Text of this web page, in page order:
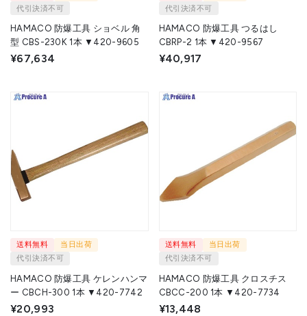
代引決済不可
HAMACO 防爆工具 ショベル 角
型 CBS-230K 1本 ▼420-9605
¥67,634
代引決済不可
HAMACO 防爆工具 つるはし
CBRP-2 1本 ▼420-9567
¥40,917
送料無料
当日出荷
代引決済不可
HAMACO 防爆工具 ケレンハンマ
ー CBCH-300 1本 ▼420-7742
¥20,993
送料無料
当日出荷
代引決済不可
HAMACO 防爆工具 クロスチス
CBCC-200 1本 ▼420-7734
¥13,448